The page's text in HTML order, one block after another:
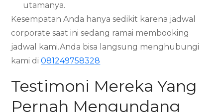
utamanya.
Kesempatan Anda hanya sedikit karena jadwal
corporate saat ini sedang ramai membooking
jadwal kami.Anda bisa langsung menghubungi
kami di081249758328
Testimoni Mereka Yang
Pernah Mengundang